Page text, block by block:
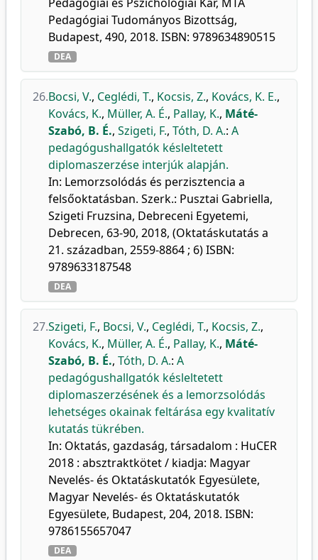
Pedagógiai Tudományos Bizottság,
Budapest, 490, 2018. ISBN: 9789634890515
DEA
26.Bocsi, V., Ceglédi, T., Kocsis, Z., Kovács, K. E.,
Kovács, K., Müller, A. É., Pallay, K., Máté-
Szabó, B. É., Szigeti, F., Tóth, D. A.: A
pedagógushallgatók késleltetett
diplomaszerzése interjúk alapján.
In: Lemorzsolódás és perzisztencia a
felsőoktatásban. Szerk.: Pusztai Gabriella,
Szigeti Fruzsina, Debreceni Egyetemi,
Debrecen, 63-90, 2018, (Oktatáskutatás a
21. században, 2559-8864 ; 6) ISBN:
9789633187548
DEA
27.Szigeti, F., Bocsi, V., Ceglédi, T., Kocsis, Z.,
Kovács, K., Müller, A. É., Pallay, K., Máté-
Szabó, B. É., Tóth, D. A.: A
pedagógushallgatók késleltetett
diplomaszerzésének és a lemorzsolódás
lehetséges okainak feltárása egy kvalitatív
kutatás tükrében.
In: Oktatás, gazdaság, társadalom : HuCER
2018 : absztraktkötet / kiadja: Magyar
Nevelés- és Oktatáskutatók Egyesülete,
Magyar Nevelés- és Oktatáskutatók
Egyesülete, Budapest, 204, 2018. ISBN:
9786155657047
DEA